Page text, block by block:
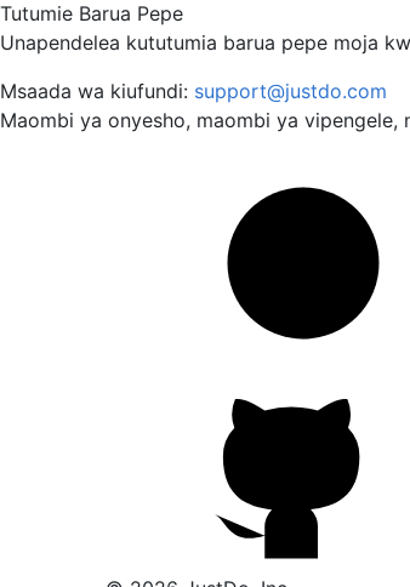
Tutumie Barua Pepe
Unapendelea kututumia barua pepe moja
Msaada wa kiufundi: support@justdo.com
Maombi ya onyesho, maombi ya vipengele,